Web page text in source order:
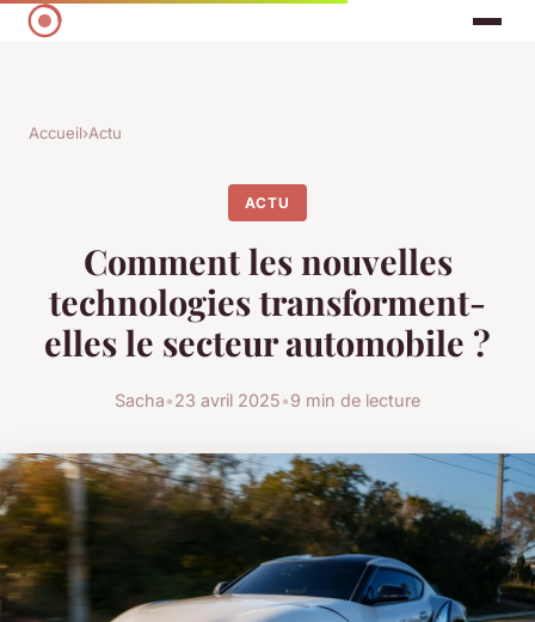
Accueil›Actu
ACTU
Comment les nouvelles
technologies transforment-
elles le secteur automobile ?
Sacha•23 avril 2025•9 min de lecture